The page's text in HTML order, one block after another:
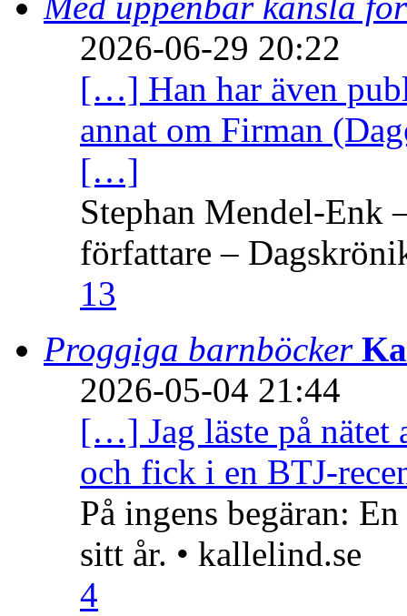
2026-06-29 20:22
[…] Han har även
annat om Firman
[…]
Stephan Mendel-Enk
författare –
13
Proggiga barnböcker
2026-05-04 21:44
[…] Jag läste på nätet
och fick i en BTJ-
På ingens begäran:
sitt år. • kallelind.se
4